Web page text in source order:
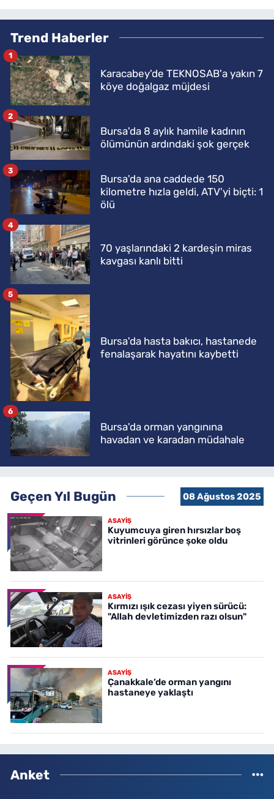
Trend Haberler
Karacabey'de TEKNOSAB'a yakın 7
köye doğalgaz müjdesi
1
Bursa'da 8 aylık hamile kadının
ölümünün ardındaki şok gerçek
2
Bursa'da ana caddede 150
kilometre hızla geldi, ATV'yi biçti: 1
ölü
3
70 yaşlarındaki 2 kardeşin miras
kavgası kanlı bitti
4
Bursa'da hasta bakıcı, hastanede
fenalaşarak hayatını kaybetti
5
Bursa'da orman yangınına
havadan ve karadan müdahale
6
Geçen Yıl Bugün 08 Ağustos 2025
ASAYİŞ
Kuyumcuya giren hırsızlar boş
vitrinleri görünce şoke oldu
ASAYİŞ
Kırmızı ışık cezası yiyen sürücü:
"Allah devletimizden razı olsun"
ASAYİŞ
Çanakkale’de orman yangını
hastaneye yaklaştı
Anket